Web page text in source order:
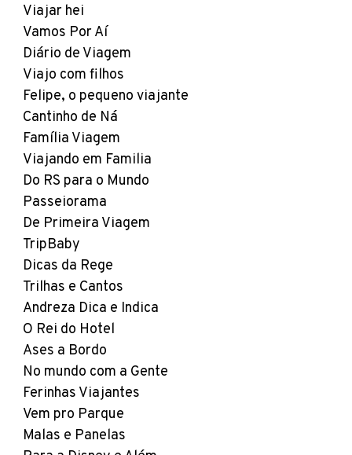
Viajar hei
Vamos Por Aí
Diário de Viagem
Viajo com filhos
Felipe, o pequeno viajante
Cantinho de Ná
Família Viagem
Viajando em Familia
Do RS para o Mundo
Passeiorama
De Primeira Viagem
TripBaby
Dicas da Rege
Trilhas e Cantos
Andreza Dica e Indica
O Rei do Hotel
Ases a Bordo
No mundo com a Gente
Ferinhas Viajantes
Vem pro Parque
Malas e Panelas